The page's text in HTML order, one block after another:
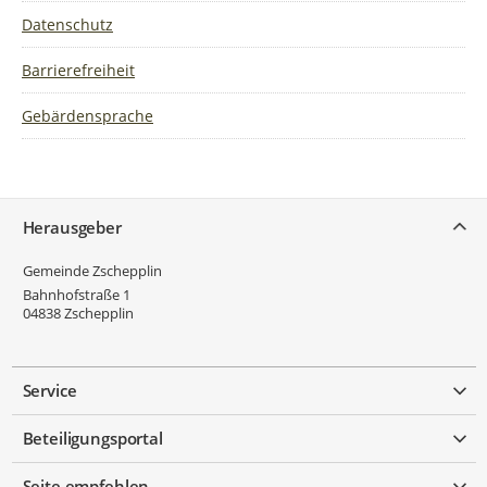
Datenschutz
Barrierefreiheit
Gebärdensprache
Herausgeber
Gemeinde Zschepplin
Bahnhofstraße 1
04838Zschepplin
Service
Beteiligungsportal